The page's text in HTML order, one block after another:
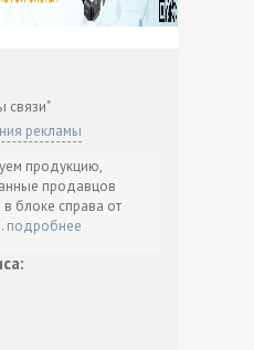
связи"
рекламы
продукцию,
продавцов
блоке справа от
подробнее